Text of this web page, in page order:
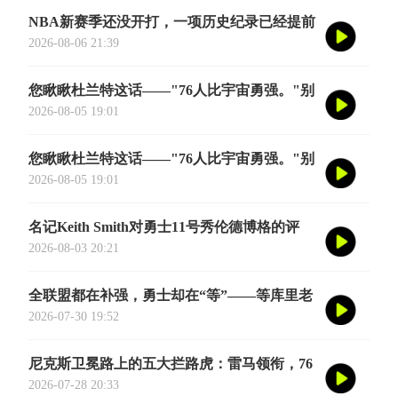
NBA新赛季还没开打，一项历史纪录已经提前
诞生——英国篮球俱乐部伦敦雄狮将首次站上
2026-08-06 21:39
您瞅瞅杜兰特这话——"76人比宇宙勇强。"别
觉得他是谦虚或者脑子进水了，我给您掰开了
2026-08-05 19:01
您瞅瞅杜兰特这话——"76人比宇宙勇强。"别
觉得他是谦虚或者脑子进水了，我给您掰开了
2026-08-05 19:01
名记Keith Smith对勇士11号秀伦德博格的评
价，用词非常精准。他说伦德博格是夏联最耀
2026-08-03 20:21
全联盟都在补强，勇士却在“等”——等库里老
去的那一天
2026-07-30 19:52
尼克斯卫冕路上的五大拦路虎：雷马领衔，76
人四巨头在列
2026-07-28 20:33